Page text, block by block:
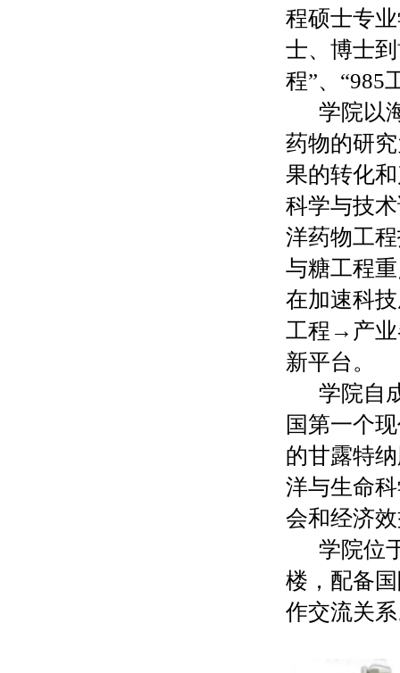
程硕士专
士、博士
程”、“985
学院以
药物的研
果的转化
科学与技
洋药物工
与糖工程
在加速科
工程→产业
新平台。
学院自
国第一个
的甘露特
洋与生命
会和经济
学院位
楼，配备
作交流关